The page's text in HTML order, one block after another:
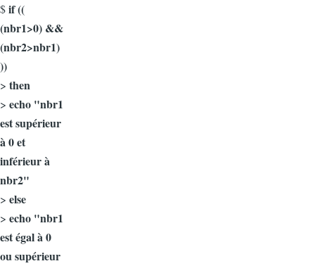
$if ((
(nbr1>0) &&
(nbr2>nbr1)
))
> then
> echo "nbr1
est supérieur
à 0 et
inférieur à
nbr2"
> else
> echo "nbr1
est égal à 0
ou supérieur